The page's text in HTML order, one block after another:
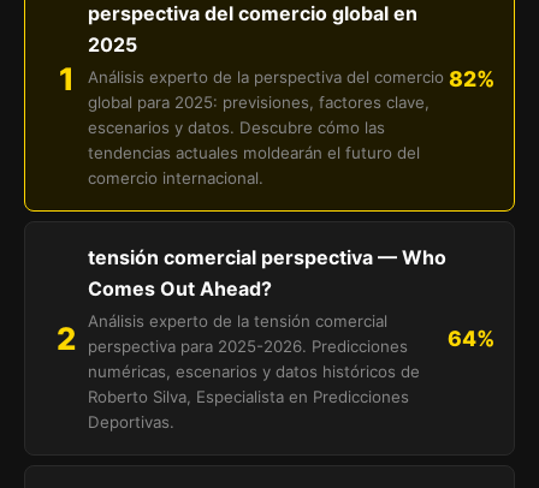
1
perspectiva del comercio global en
2025
Análisis experto de la perspectiva del comercio
global para 2025: previsiones, factores clave,
escenarios y datos. Descubre cómo las
tendencias actuales moldearán el futuro del
comercio internacional.
82%
2
tensión comercial perspectiva — Who
Comes Out Ahead?
Análisis experto de la tensión comercial
perspectiva para 2025-2026. Predicciones
numéricas, escenarios y datos históricos de
Roberto Silva, Especialista en Predicciones
Deportivas.
64%